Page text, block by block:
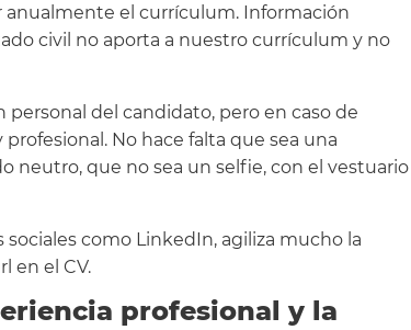
el currículum. Información
civil no aporta a nuestro currículum y no
del candidato, pero en caso de
No hace falta que sea una
neutro, que no sea un selfie, con el vestuario
como LinkedIn, agiliza mucho la
en el CV.
profesional y la